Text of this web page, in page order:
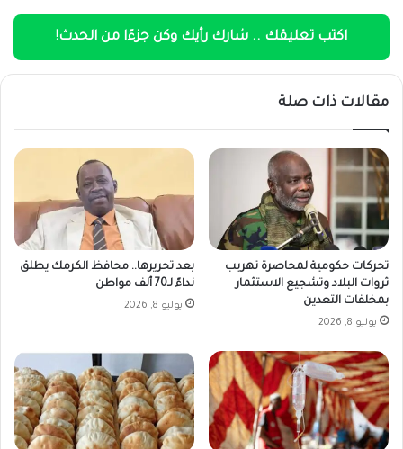
اكتب تعليقك .. شارك رأيك وكن جزءًا من الحدث!
مقالات ذات صلة
تحركات حكومية لمحاصرة تهريب
ثروات البلاد وتشجيع الاستثمار
بمخلفات التعدين
يوليو 8, 2026
بعد تحريرها.. ​محافظ الكرمك يطلق
نداءً لـ70 ألف مواطن
يوليو 8, 2026